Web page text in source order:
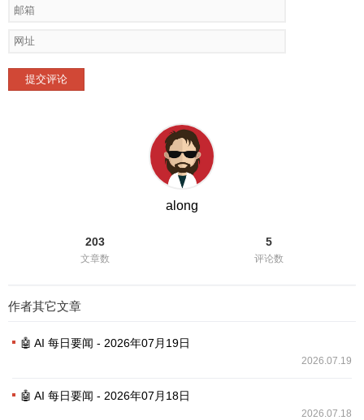
提交评论
along
203
文章数
5
评论数
作者其它文章
🤖 AI 每日要闻 - 2026年07月19日
2026.07.19
🤖 AI 每日要闻 - 2026年07月18日
2026.07.18